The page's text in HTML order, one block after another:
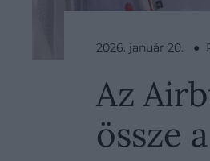
2026. január 20. ●
Az
össze